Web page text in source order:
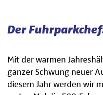
Der
Mit der warmen
ganzer Schwung neuer
diesem Jahr werden wir